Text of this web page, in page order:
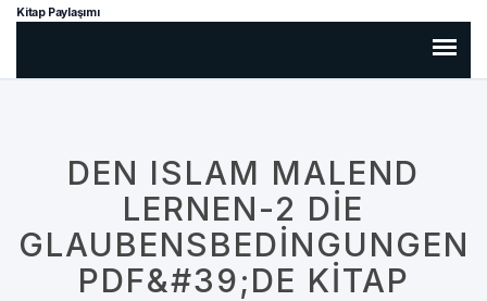
Kitap Paylaşımı
DEN ISLAM MALEND
LERNEN-2 DIE
GLAUBENSBEDINGUNGEN
PDF&#39;DE KITAP